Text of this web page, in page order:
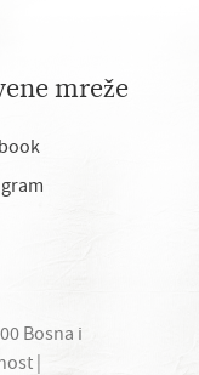
mreže
Bosna i